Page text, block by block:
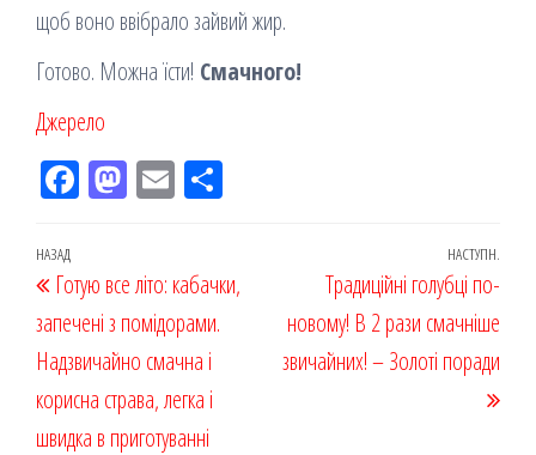
щоб воно ввібрало зайвий жир.
Готово. Можна їсти! Смачного!
Джерело
Fac
eb
k
M
ast
on
Em
ail
ис
Навігація
записів
Попередній
запис
НАЗАД
Готую все літо: кабачки,
запечені з помідорами.
Надзвичайно смачна і
корисна страва, легка і
швидка в приготуванні
НАСТУПН.
Традиційні голубці по-
новому! В 2 рази смачніше
звичайних! – Золоті поради